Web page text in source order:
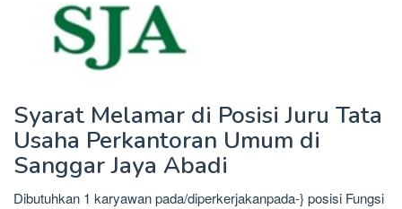
Syarat Melamar di Posisi Juru Tata
Usaha Perkantoran Umum di
Sanggar Jaya Abadi
Dibutuhkan 1 karyawan pada/diperkerjakanpada-} posisi Fungsi